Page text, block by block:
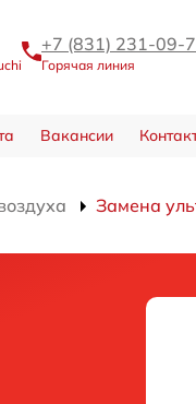
+7 (831) 231-09-
Горячая линия
Вакансии
Замена